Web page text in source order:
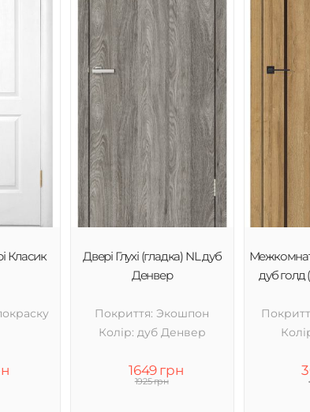
Класик
Двері Глухі (гладка) NL дуб
Денвер
Покриття: Экошпон
Колір: дуб Денвер
1649 грн
1925 грн
дуб голд